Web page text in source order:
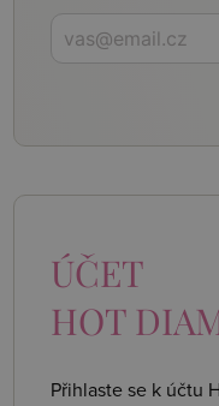
ÚČET
HOT
Přihlaste se k účtu